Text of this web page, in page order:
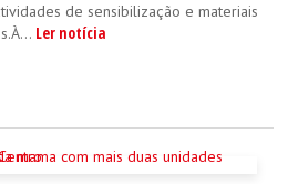
de sensibilização e materiais
Ler notícia